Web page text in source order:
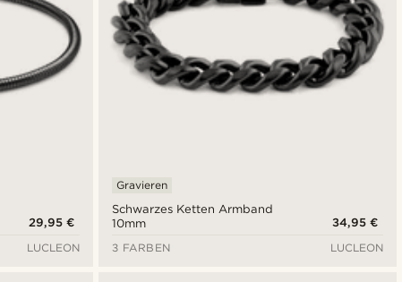
29,95 €
LUCLEON
Schwarzes Ketten Armband
10mm
Gravieren
34,95 €
3 FARBEN
LUCLEON